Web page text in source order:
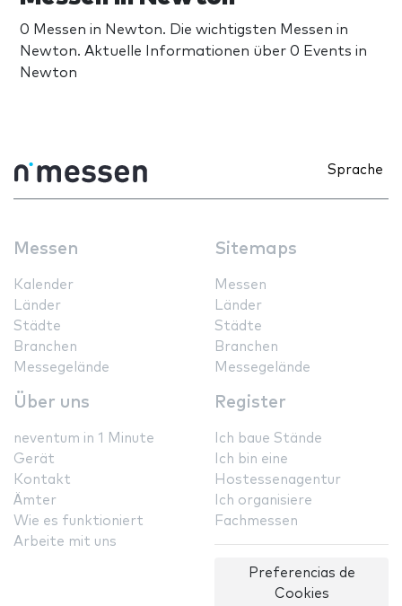
0 Messen in Newton. Die wichtigsten Messen in
Newton. Aktuelle Informationen über 0 Events in
Newton
Sprache
Messen
Kalender
Länder
Städte
Branchen
Messegelände
Sitemaps
Messen
Länder
Städte
Branchen
Messegelände
Über uns
neventum in 1 Minute
Gerät
Kontakt
Ämter
Wie es funktioniert
Arbeite mit uns
Register
Ich baue Stände
Ich bin eine
Hostessenagentur
Ich organisiere
Fachmessen
Preferencias de
Cookies